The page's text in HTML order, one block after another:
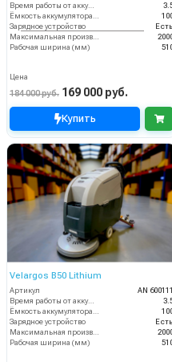
Время работы от аккумуляторов (ч)
Зарядное устройство
Есть
Рабочая ширина (мм)
Цена
184 000 руб. 169 000 руб.
Купить
Velargos B50 Lithium
Артикул
AN 600111
Время работы от аккумуляторов (ч)
Зарядное устройство
Есть
Рабочая ширина (мм)